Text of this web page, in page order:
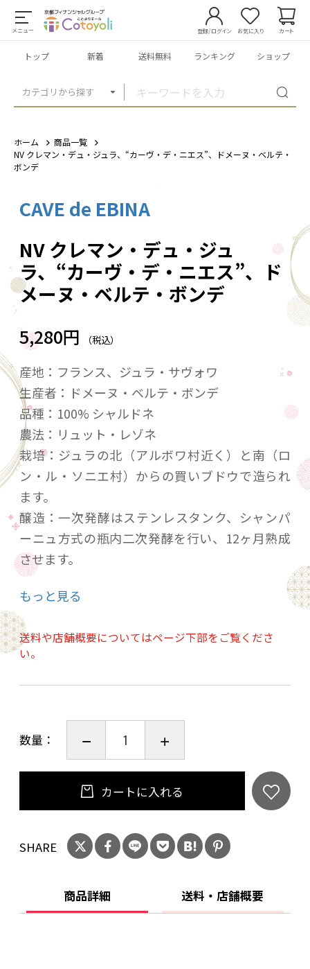
メニュー
カテゴリから探す
登録/ログイン お気に入り カート
トップ 新着 送料無料 ランキング ショップ
ホーム
商品一覧
NV クレマン・デュ・ジュラ、“カーヴ・デ・ニエス”、ドメーヌ・ベルテ・
ボンデ
CAVE de EBINA
NV クレマン・デュ・ジュ
ラ、“カーヴ・デ・ニエス”、ド
メーヌ・ベルテ・ボンデ
5,280円 （税込）
産地：フランス、ジュラ・サヴォワ
生産者：ドメーヌ・ベルテ・ボンデ
品種：100% シャルドネ
農法：リュット・レゾネ
栽培：ジュラの北（アルボワ村近く）と南（ロ
ン・ル・ソニエ村）からの買いブドウで造られ
ます。
醸造：一次発酵はステンレスタンク、シャンパ
ーニュ方式の瓶内二次発酵を行い、12ヶ月熟成
させます。
ワイン：柑橘系果実や青リンゴに菩提樹の花を
感じるエレガントな香りとミネラルを思わせる
味わい。きめ細やかな泡が立ちます。
■ドメーヌ・ベルテ・ボンデ：農学修士所有の
ベルテ ボンデ夫妻は1984年にシャトーシャロン
に移り住み、1985年に初めての収穫を行いまし
イルのワインを造ります。
20歳未満の飲酒は法律で禁止されています。当
店は20歳未満の方への酒類の販売はいたしてお
りません。
ご購入時、「ご注文手続き」画面の「お問い合
わせ欄」に、生年月日を必ず入力してくださ
ことよりモール会員で生年月日登録済みの方
は、お問い合わせ欄への入力は不要です。
もっと見る
送料や店舗概要についてはページ下部をご覧くださ
い。
数量：
カートに入れる
SHARE
商品詳細 送料・店舗概要